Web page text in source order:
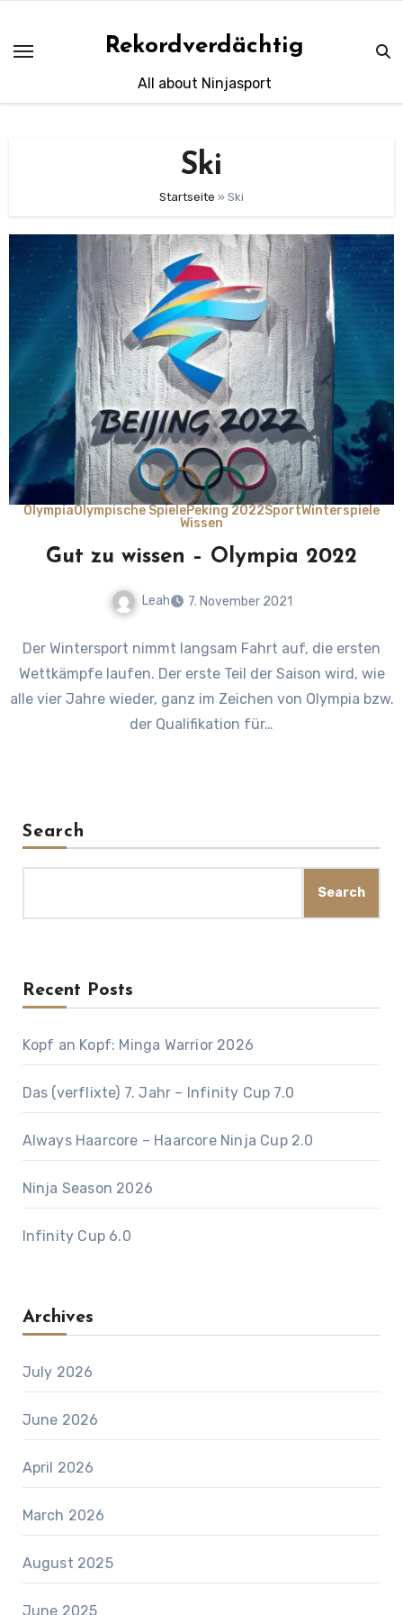
content
Rekordverdächtig
All about Ninjasport
Ski
Startseite » Ski
OlympiaOlympische SpielePeking 2022SportWinterspiele
Wissen
Gut zu wissen – Olympia 2022
Leah 7. November 2021
Comment
Der Wintersport nimmt langsam Fahrt auf, die ersten
Wettkämpfe laufen. Der erste Teil der Saison wird, wie
alle vier Jahre wieder, ganz im Zeichen von Olympia bzw.
der Qualifikation für…
Search
Search
Recent Posts
Kopf an Kopf: Minga Warrior 2026
Das (verflixte) 7. Jahr – Infinity Cup 7.0
Always Haarcore – Haarcore Ninja Cup 2.0
Ninja Season 2026
Infinity Cup 6.0
Archives
July 2026
June 2026
April 2026
March 2026
August 2025
June 2025